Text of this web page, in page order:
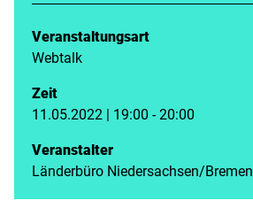
Veranstaltungsart
Webtalk
Zeit
11.05.2022 | 19:00 - 20:00
Veranstalter
Länderbüro Niedersachsen/Bremen